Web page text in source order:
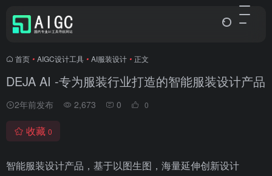
首页 • AIGC设计工具 • AI服装设计 • 正文
DEJA AI -专为服装行业打造的智能服装设计产品
2年前发布 2,673 0 0
收藏 0
智能服装设计产品，基于以图生图，海量延伸创新设计